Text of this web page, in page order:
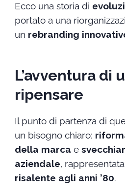
Ecco una storia di
portato a una
un rebranding
L’avventura di
ripensare
Il punto di partenza di
un bisogno chiaro:
della marca e
aziendale,
risalente agli anni ’80.